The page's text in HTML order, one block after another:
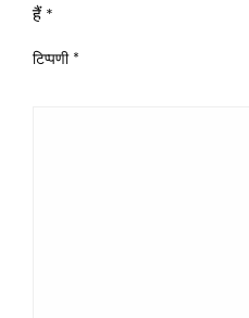
हैं *
टिप्पणी *